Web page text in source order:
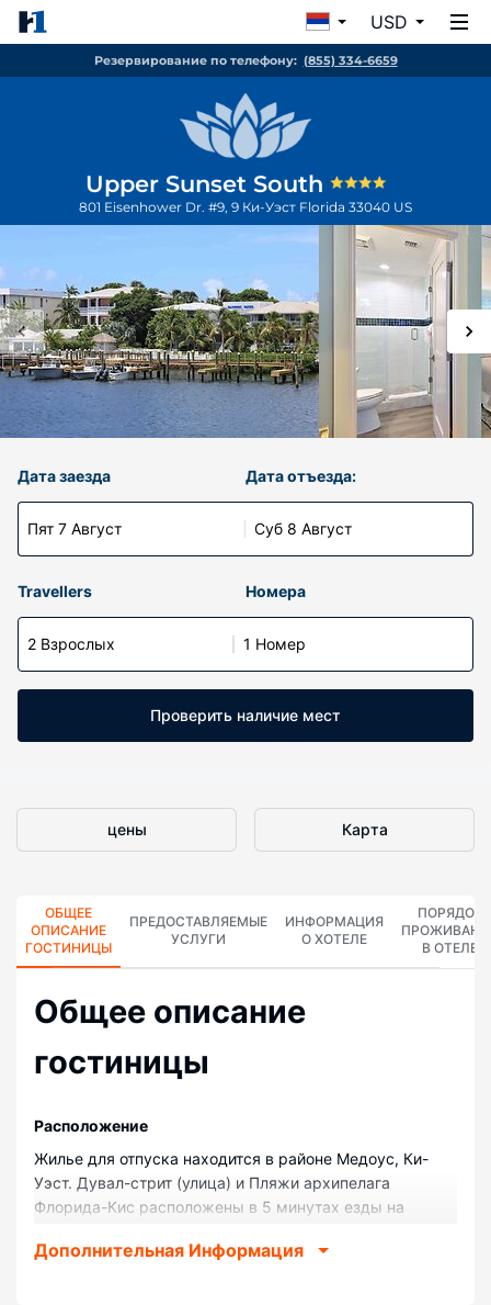
USD
Резервирование по телефону: (855) 334-6659
Upper Sunset South
801 Eisenhower Dr. #9, 9 Ки-Уэст Florida 33040 US
Дата заезда
Пят 7 Август
Дата отъезда:
Суб 8 Август
Travellers Номера
2 Взрослых 1 Номер
Проверить наличие мест
цены Карта
ОБЩЕЕ
ОПИСАНИЕ
ГОСТИНИЦЫ
ПРЕДОСТАВЛЯЕМЫЕ
УСЛУГИ
ИНФОРМАЦИЯ
О ХОТЕЛЕ
ПОРЯДОК
В ОТЕЛЕ
Общее описание
гостиницы
Pасположение
Жилье для отпуска находится в районе Медоус, Ки-
Уэст. Дувал-стрит (улица) и Пляжи архипелага
Флорида-Кис расположены в 5 минутах езды на
вариант с прекрасным расположением: Самая южная
Дополнительная Информация